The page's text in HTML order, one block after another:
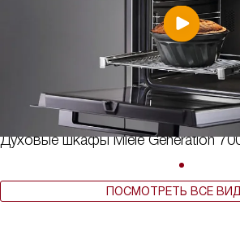
Духовые шкафы Miele Generation
ПОСМОТРЕТЬ ВСЕ